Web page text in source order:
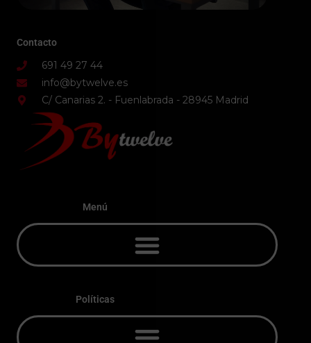
Contacto
691 49 27 44
info@bytwelve.es
C/ Canarias 2. - Fuenlabrada - 28945 Madrid
Menú
Políticas